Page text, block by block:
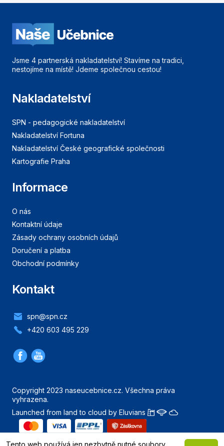
Jsme 4 partnerská nakladatelství! Stavíme na tradici,
nestojíme na místě! Jdeme společnou cestou!
Nakladatelství
SPN - pedagogické nakladatelství
Nakladatelství Fortuna
Nakladatelství České geografické společnosti
Kartografie Praha
Informace
O nás
Kontaktní údaje
Zásady ochrany osobních údajů
Doručení a platba
Obchodní podmínky
Kontakt
spn@spn.cz
+420 603 495 229
Copyright 2023 naseucebnice.cz. Všechna práva
vyhrazena.
Launched from land to cloud by Eluvians
Tento web používá jen nezbytně nutné soubory